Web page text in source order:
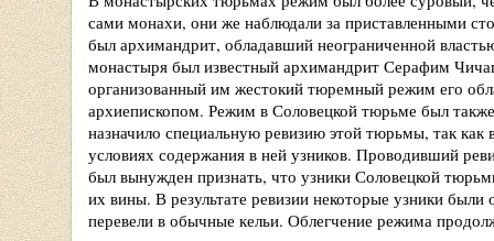
сами монахи, они же наблюдали за приставленными
был архимандрит, обладавший неограниченной
монастыря был известный архимандрит Серафим
организованный им жестокий тюремный режим его
архиепископом. Режим в Соловецкой тюрьме был
назначило специальную ревизию этой тюрьмы, так
условиях содержания в ней узников. Проводивший
был вынужден признать, что узники Соловецкой
их вины. В результате ревизии некоторые узники
перевели в обычные кельи. Облегчение режима